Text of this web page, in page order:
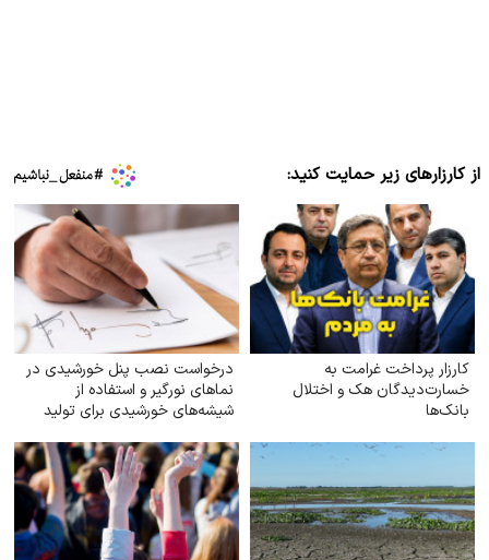
از کارزارهای زیر حمایت کنید:
کارزار پرداخت غرامت به
خسارت‌دیدگان هک و اختلال
بانک‌ها
درخواست نصب پنل خورشیدی در
نماهای نورگیر و استفاده از
شیشه‌های خورشیدی برای تولید